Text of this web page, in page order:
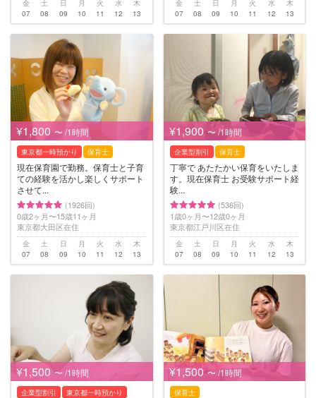
金
07
土
08
日
09
月
10
火
11
水
12
木
13
金
07
土
08
日
09
月
10
火
11
水
12
木
13
¥1,800 〜 /1時間
東京都一時預かり 保育士
現在保育園で勤務。保育士と子育
ての経験を活かし楽しくサポート
させて...
(1926回)
0歳2ヶ月〜15歳11ヶ月
東京都大田区在住
金
07
土
08
日
09
月
10
火
11
水
12
木
13
¥1,900 〜 /1時間
企業型割引 保育士
丁寧で あたたかい保育をいたしま
す。現在保育士 お受験サポート経
験...
(536回)
1歳0ヶ月〜12歳0ヶ月
東京都江戸川区在住
金
07
土
08
日
09
月
10
火
11
水
12
木
13
¥1,500 〜 /1時間
企業型割引
東京都一時預かり
¥1,500 〜 /1時間
保育士